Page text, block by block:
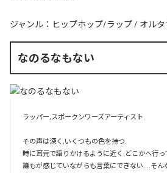
ジャンル： ヒップホップ/ラップ / オル
なのるなもない
ラッパー,スポークンワーズアーティスト.
その声は深く,いくつもの色を持つ.
時に耳元で語りかけるように近く,どこかへ行っ
誰もが感じていながらも言葉にできない....そん